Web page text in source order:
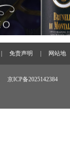
免责声明 网站地
京ICP备2025142384